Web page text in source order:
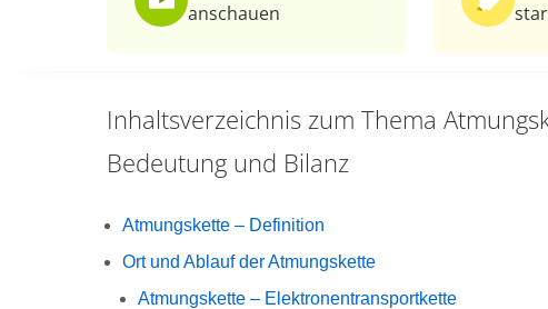
anschauen
Inhaltsverzeichnis zum Thema
Bedeutung und Bilanz
Atmungskette – Definition
Ort und Ablauf der Atmungskette
Atmungskette – Elektronentransportkette